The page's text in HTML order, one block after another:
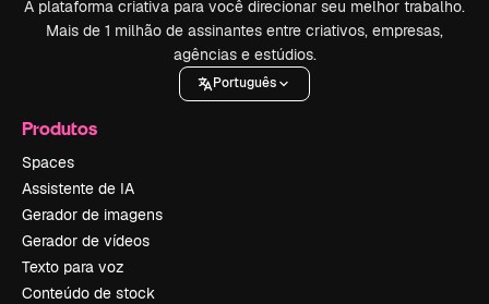
A plataforma criativa para você direcionar seu melhor trabalho.
Mais de 1 milhão de assinantes entre criativos, empresas,
agências e estúdios.
Português
Produtos
Spaces
Assistente de IA
Gerador de imagens
Gerador de vídeos
Texto para voz
Conteúdo de stock